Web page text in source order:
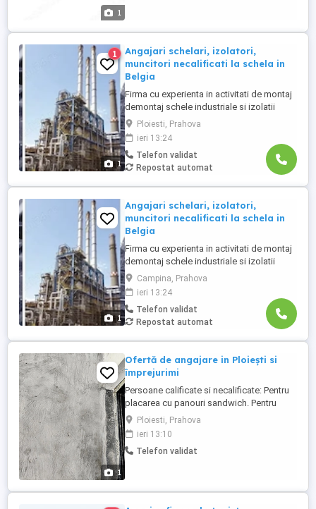
1
1
1
Angajari schelari, izolatori,
muncitori necalificati la schela in
Belgia
Firma cu experienta in activitati de montaj
demontaj schele industriale si izolatii
industriale in rafinarii, combinate
petrochimice, otelarii ofera locuri de
munca in Belgia pentru: - schelari
muncitori necalificati pentru activitatea de
montaj demontaj schele industriale; -
Ploiesti, Prahova
ieri 13:24
Telefon validat
Repostat automat
1
Angajari schelari, izolatori,
muncitori necalificati la schela in
Belgia
Firma cu experienta in activitati de montaj
demontaj schele industriale si izolatii
industriale in rafinarii, combinate
petrochimice, otelarii ofera locuri de
munca in Belgia pentru: - schelari
muncitori necalificati pentru activitatea de
montaj demontaj schele industriale; -
Campina, Prahova
ieri 13:24
Telefon validat
Repostat automat
1
Ofertă de angajare in Ploiești si
împrejurimi
Persoane calificate si necalificate: Pentru
placarea cu panouri sandwich. Pentru
placat cu rigips Pentru dat cu glet
Ploiesti, Prahova
ieri 13:10
Telefon validat